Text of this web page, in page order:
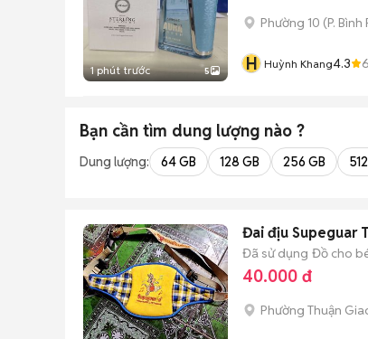
1 phút trước 5
Phường 10 (P. Bình
H Huỳnh Khang4.3
Bạn cần tìm dung lượng nào ?
Dung lượng: 64 GB 128 GB 256 GB
Đai địu Supeguar
Đã sử dụng Đồ cho
40.000 đ
Phường Thuận